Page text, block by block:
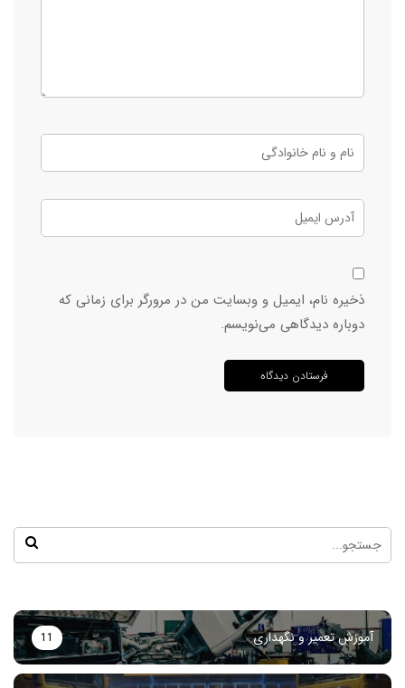
ذخیره نام، ایمیل و وبسایت من در مرورگر برای زمانی که
دوباره دیدگاهی می‌نویسم.
آموزش تعمیر و نگهداری 11